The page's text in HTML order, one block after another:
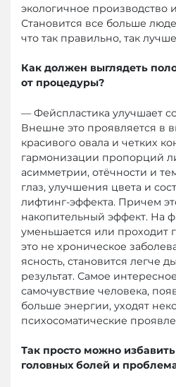
экологичное производство
Становится все больше
что так правильно, так
Как должен выглядеть
от процедуры?
— Фейспластика улучшает
Внешне это проявляется в
красивого овала и четких
гармонизации пропорций
асимметрии, отёчности и
глаз, улучшения цвета и
лифтинг-эффекта. Причем
накопительный эффект. На
уменьшается или проходит
это не хроническое
ясность, становится легче
результат. Самое
самочувствие человека,
больше энергии, уходят
психосоматические
Так просто можно
головных болей и